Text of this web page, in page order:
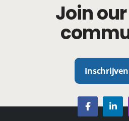
Join our
Inschrijven